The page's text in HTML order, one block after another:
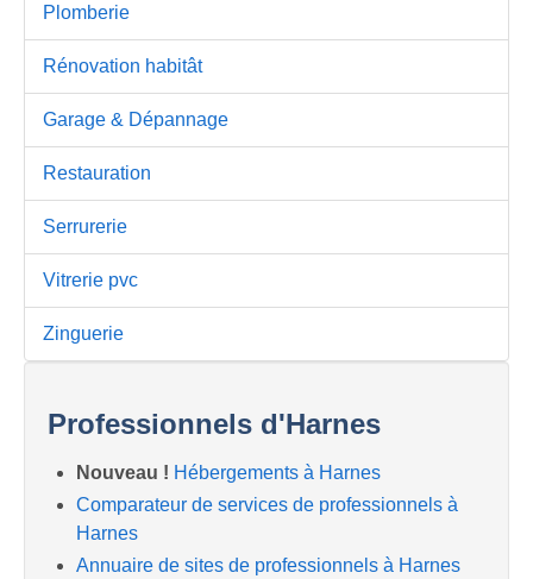
Plomberie
Rénovation habitât
Garage & Dépannage
Restauration
Serrurerie
Vitrerie pvc
Zinguerie
Professionnels d'Harnes
Nouveau ! Hébergements à Harnes
Comparateur de services de professionnels à
Harnes
Annuaire de sites de professionnels à Harnes